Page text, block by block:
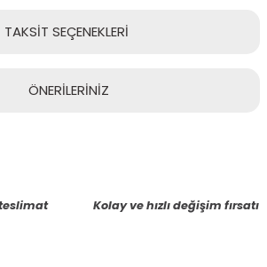
TAKSİT SEÇENEKLERİ
ÖNERİLERİNİZ
teslimat Kolay ve hızlı değişim fırsatı